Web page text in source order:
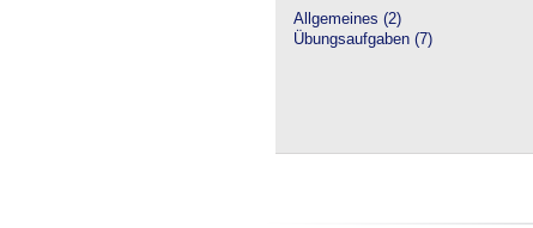
Allgemeines (2)
Übungsaufgaben (7)